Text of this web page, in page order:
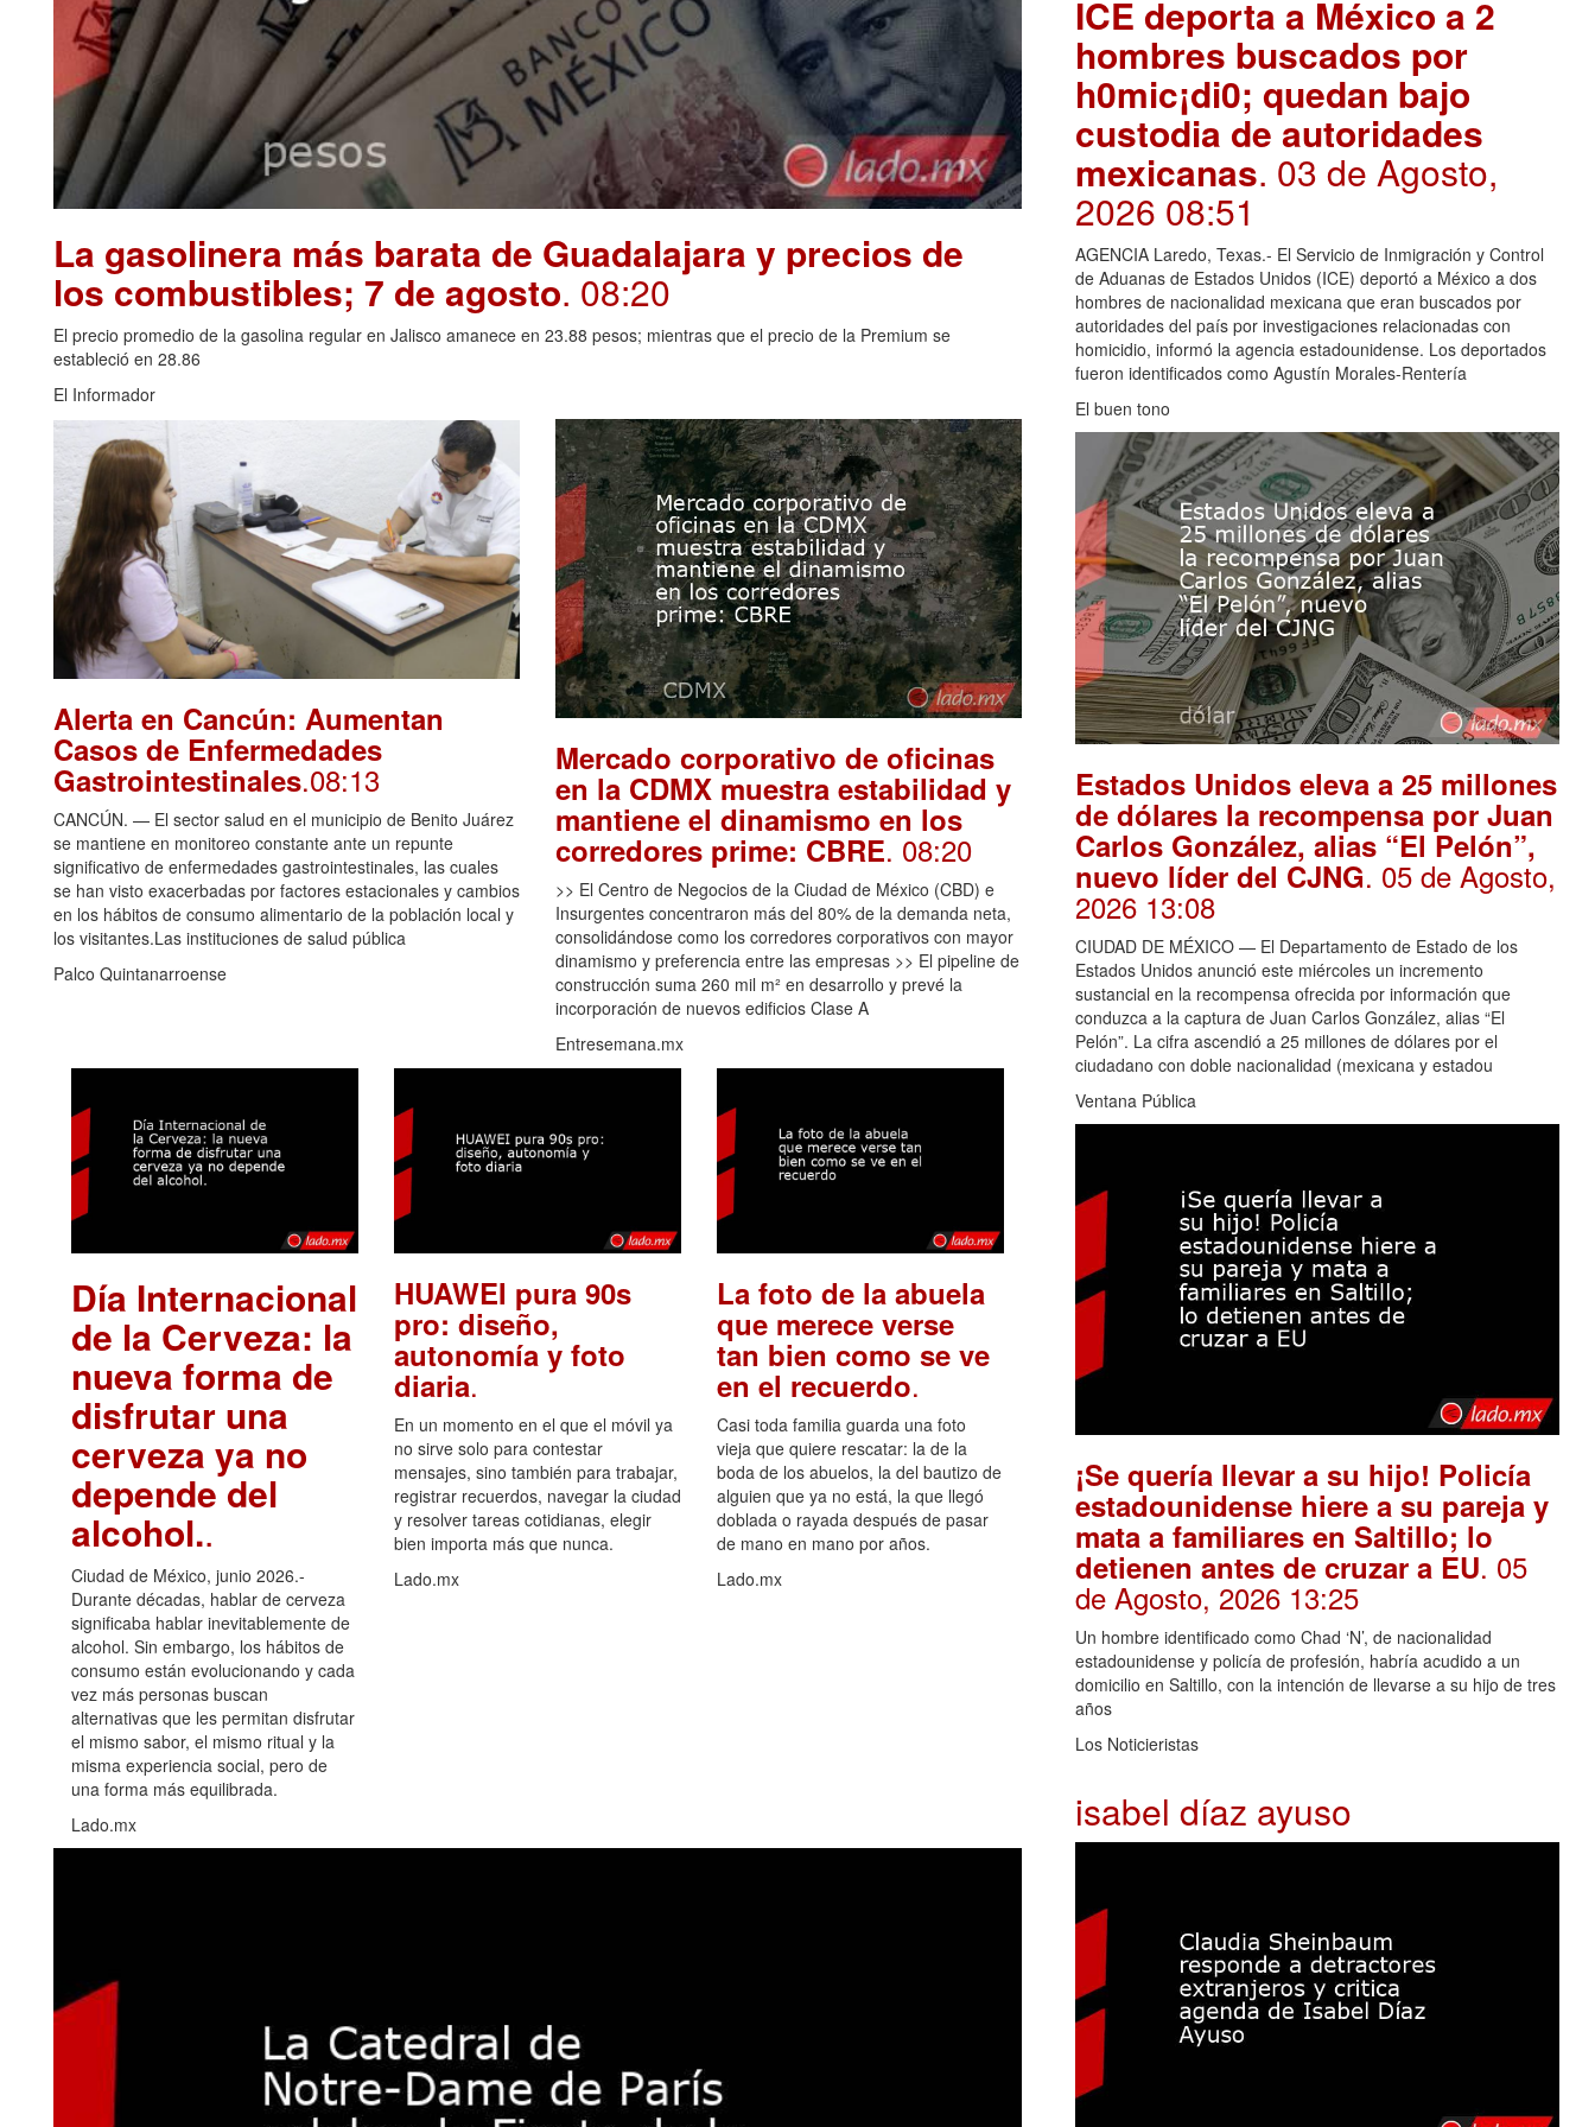
La gasolinera más barata de Guadalajara y precios de
los combustibles; 7 de agosto. 08:20
El precio promedio de la gasolina regular en Jalisco amanece en 23.88 pesos; mientras que el precio de la Premium se
estableció en 28.86
El Informador
Alerta en Cancún: Aumentan
Casos de Enfermedades
Gastrointestinales.08:13
CANCÚN. — El sector salud en el municipio de Benito Juárez
se mantiene en monitoreo constante ante un repunte
significativo de enfermedades gastrointestinales, las cuales
se han visto exacerbadas por factores estacionales y cambios
en los hábitos de consumo alimentario de la población local y
los visitantes.Las instituciones de salud pública
Palco Quintanarroense
Mercado corporativo de oficinas
en la CDMX muestra estabilidad y
mantiene el dinamismo en los
corredores prime: CBRE. 08:20
>> El Centro de Negocios de la Ciudad de México (CBD) e
Insurgentes concentraron más del 80% de la demanda neta,
consolidándose como los corredores corporativos con mayor
dinamismo y preferencia entre las empresas >> El pipeline de
construcción suma 260 mil m² en desarrollo y prevé la
incorporación de nuevos edificios Clase A
Entresemana.mx
Día Internacional
de la Cerveza: la
nueva forma de
disfrutar una
cerveza ya no
depende del
alcohol..
Ciudad de México, junio 2026.-
Durante décadas, hablar de cerveza
significaba hablar inevitablemente de
alcohol. Sin embargo, los hábitos de
consumo están evolucionando y cada
vez más personas buscan
alternativas que les permitan disfrutar
el mismo sabor, el mismo ritual y la
misma experiencia social, pero de
una forma más equilibrada.
Lado.mx
HUAWEI pura 90s
pro: diseño,
autonomía y foto
diaria.
En un momento en el que el móvil ya
no sirve solo para contestar
mensajes, sino también para trabajar,
registrar recuerdos, navegar la ciudad
y resolver tareas cotidianas, elegir
bien importa más que nunca.
Lado.mx
La foto de la abuela
que merece verse
tan bien como se ve
en el recuerdo.
Casi toda familia guarda una foto
vieja que quiere rescatar: la de la
boda de los abuelos, la del bautizo de
alguien que ya no está, la que llegó
doblada o rayada después de pasar
de mano en mano por años.
Lado.mx
ICE deporta a México a 2
hombres buscados por
h0mic¡di0; quedan bajo
custodia de autoridades
mexicanas. 03 de Agosto,
2026 08:51
AGENCIA Laredo, Texas.- El Servicio de Inmigración y Control
de Aduanas de Estados Unidos (ICE) deportó a México a dos
hombres de nacionalidad mexicana que eran buscados por
autoridades del país por investigaciones relacionadas con
homicidio, informó la agencia estadounidense. Los deportados
fueron identificados como Agustín Morales-Rentería
El buen tono
Estados Unidos eleva a 25 millones
de dólares la recompensa por Juan
Carlos González, alias “El Pelón”,
nuevo líder del CJNG. 05 de Agosto,
2026 13:08
CIUDAD DE MÉXICO — El Departamento de Estado de los
Estados Unidos anunció este miércoles un incremento
sustancial en la recompensa ofrecida por información que
conduzca a la captura de Juan Carlos González, alias “El
Pelón”. La cifra ascendió a 25 millones de dólares por el
ciudadano con doble nacionalidad (mexicana y estadou
Ventana Pública
¡Se quería llevar a su hijo! Policía
estadounidense hiere a su pareja y
mata a familiares en Saltillo; lo
detienen antes de cruzar a EU. 05
de Agosto, 2026 13:25
Un hombre identificado como Chad ‘N’, de nacionalidad
estadounidense y policía de profesión, habría acudido a un
domicilio en Saltillo, con la intención de llevarse a su hijo de tres
años
Los Noticieristas
isabel díaz ayuso